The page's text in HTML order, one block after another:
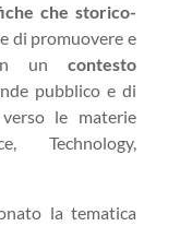
che storico-
di promuovere e
in un contesto
pubblico e di
le materie
Technology,
la tematica